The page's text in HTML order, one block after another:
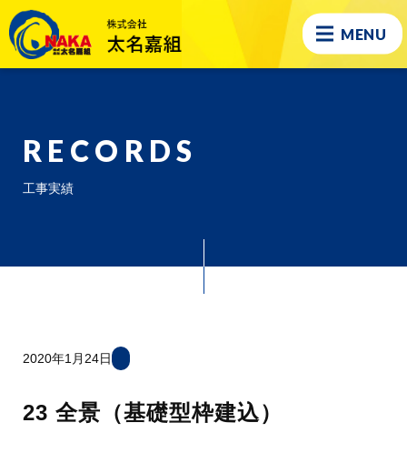
MENU
RECORDS
工事実績
2020年1月24日
23 全景（基礎型枠建込）